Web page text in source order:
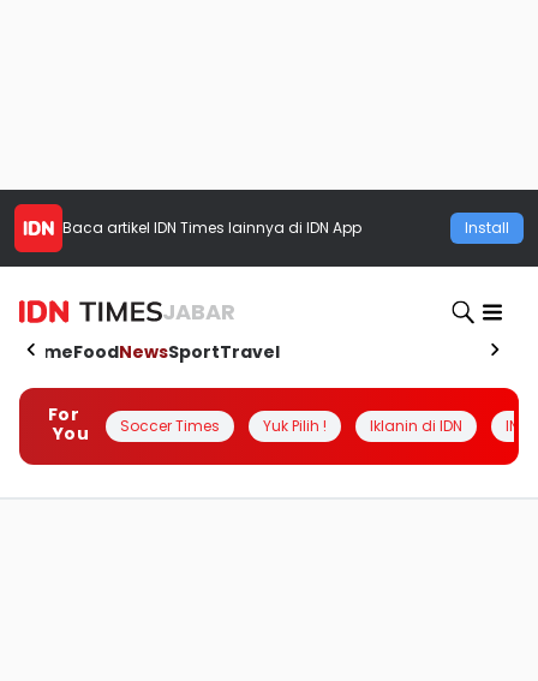
Baca artikel IDN Times lainnya di IDN App Install
JABAR
HomeFoodNewsSportTravel
For
You
Soccer Times Yuk Pilih ! Iklanin di IDN